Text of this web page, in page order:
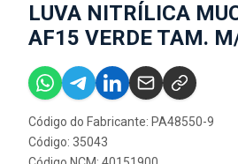
LUVA NITRÍLICA
AF15 VERDE TAM.
Código do Fabricante: PA48550-9
Código: 35043